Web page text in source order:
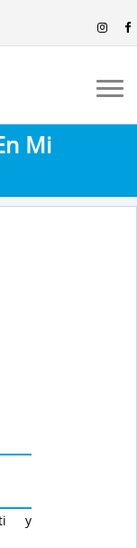
Mi
y